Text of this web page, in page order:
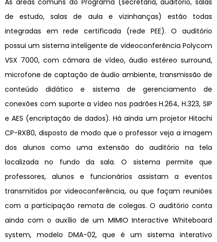
de estudo, salas de aula e vizinhanças) estão todas
integradas em rede certificada (rede PEE). O auditório
possui um sistema inteligente de videoconferência Polycom
VSX 7000, com câmara de vídeo, áudio estéreo surround,
microfone de captação de áudio ambiente, transmissão de
conteúdo didático e sistema de gerenciamento de
conexões com suporte a vídeo nos padrões H.264, H.323, SIP
e AES (encriptação de dados). Há ainda um projetor Hitachi
CP-RX80, disposto de modo que o professor veja a imagem
dos alunos como uma extensão do auditório na tela
localizada no fundo da sala. O sistema permite que
professores, alunos e funcionários assistam a eventos
transmitidos por videoconferência, ou que façam reuniões
com a participação remota de colegas. O auditório conta
ainda com o auxílio de um MIMIO Interactive Whiteboard
system, modelo DMA-02, que é um sistema interativo